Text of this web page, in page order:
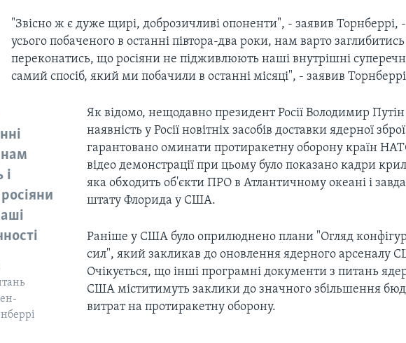
"Звісно ж є дуже щирі, доброзичливі опоненти", - заявив Торнберрі, -
усього побаченого в останні півтора-два роки, нам варто заглибитись
переконатись, що росіяни не підживлюють наші внутрішні
самий спосіб, який ми побачили в останні місяці", - заявив
нам
і
Як відомо, нещодавно президент Росії Володимир
наявність у Росії новітніх засобів доставки ядерної
гарантовано оминати протиракетну оборону країн
відео демонстрації при цьому було показано кадри
яка обходить об'єкти ПРО в Атлантичному океані і
штату Флорида у США.
Раніше у США було оприлюднено плани "Огляд
сил", який закликав до оновлення ядерного арсеналу
Очікується, що інші програмні документи з питань
США міститимуть заклики до значного збільшення
витрат на протиракетну оборону.